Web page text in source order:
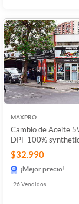
MAXPRO
Cambio de Aceite
DPF 100%
$32.990
¡Mejor precio!
96Vendidos